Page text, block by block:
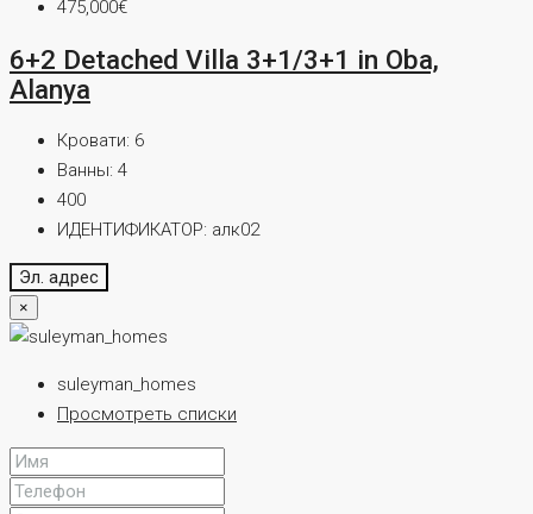
475,000€
6+2 Detached Villa 3+1/3+1 in Oba,
Alanya
Кровати: 6
Ванны: 4
400
ИДЕНТИФИКАТОР: алк02
Эл. адрес
×
suleyman_homes
Просмотреть списки